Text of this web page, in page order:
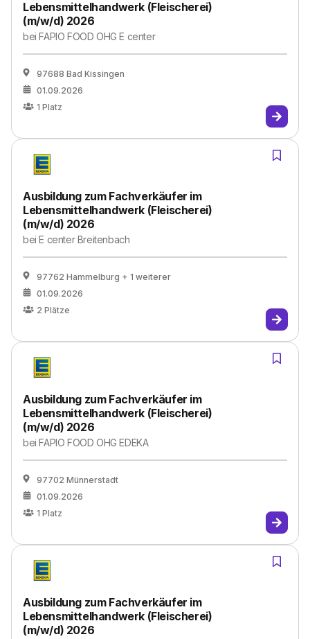
Lebensmittelhandwerk (Fleischerei)
(m/w/d) 2026
beiFAPIO FOOD OHG E center
97688 Bad Kissingen
01.09.2026
1 Platz
Ausbildung zum Fachverkäufer im
Lebensmittelhandwerk (Fleischerei)
(m/w/d) 2026
beiE center Breitenbach
97762 Hammelburg + 1 weiterer
01.09.2026
2 Plätze
Ausbildung zum Fachverkäufer im
Lebensmittelhandwerk (Fleischerei)
(m/w/d) 2026
beiFAPIO FOOD OHG EDEKA
97702 Münnerstadt
01.09.2026
1 Platz
Ausbildung zum Fachverkäufer im
Lebensmittelhandwerk (Fleischerei)
(m/w/d) 2026